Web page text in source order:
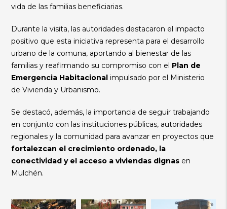
vida de las familias beneficiarias.
Durante la visita, las autoridades destacaron el impacto
positivo que esta iniciativa representa para el desarrollo
urbano de la comuna, aportando al bienestar de las
familias y reafirmando su compromiso con el Plan de
Emergencia Habitacional impulsado por el Ministerio
de Vivienda y Urbanismo.
Se destacó, además, la importancia de seguir trabajando
en conjunto con las instituciones públicas, autoridades
regionales y la comunidad para avanzar en proyectos que
fortalezcan el crecimiento ordenado, la
conectividad y el acceso a viviendas dignas en
Mulchén.